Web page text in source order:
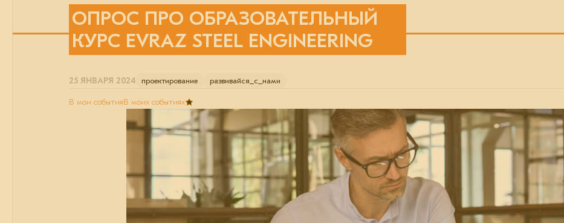
ОПРОС ПРО ОБРАЗОВАТЕЛЬНЫЙ
КУРС EVRAZ STEEL ENGINEERING
25 ЯНВАРЯ 2024 проектирование развивайся_с_нами
В мои событияВ моих событиях